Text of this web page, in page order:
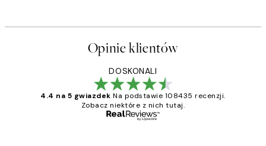
Opinie klientów
DOSKONALI
4.4 na 5 gwiazdek Na podstawie 108435 recenzji.
Zobacz niektóre z nich tutaj.